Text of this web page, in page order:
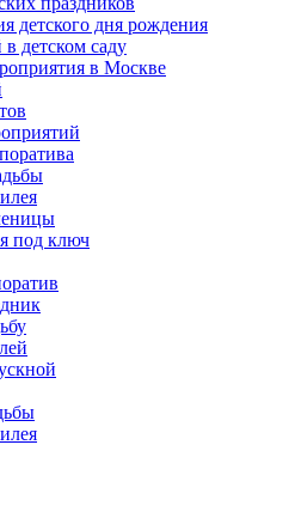
детского дня рождения
детском саду
в Москве
под ключ